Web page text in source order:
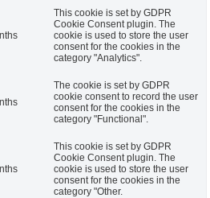
This cookie is set by GDPR
Cookie Consent plugin. The
cookie is used to store the user
consent for the cookies in the
category "Analytics".
The cookie is set by GDPR
cookie consent to record the user
consent for the cookies in the
category "Functional".
This cookie is set by GDPR
Cookie Consent plugin. The
cookie is used to store the user
consent for the cookies in the
category "Other.